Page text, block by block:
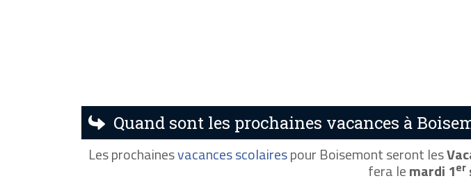
Quand sont les prochaines vacances à
Les prochainesvacances scolairespour Boisemont seront les
fera lemardi 1er